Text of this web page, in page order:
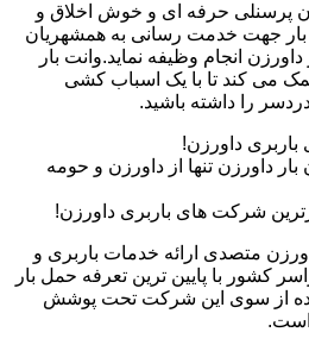
پرسنلی حرفه ای و خوش اخلاق و
جهت خدمت رسانی به همشهریان
انجام وظیفه نماید.وانت بار
می کند تا با یک اسباب کشی
را داشته باشید.
داورزن!
بار داورزن تنها از داورزن و حومه
شرکت های باربری داورزن!
متصدی ارائه خدمات باربری و
کشور با پایین ترین تعرفه حمل بار
از سوی این شرکت تحت پوشش
است.